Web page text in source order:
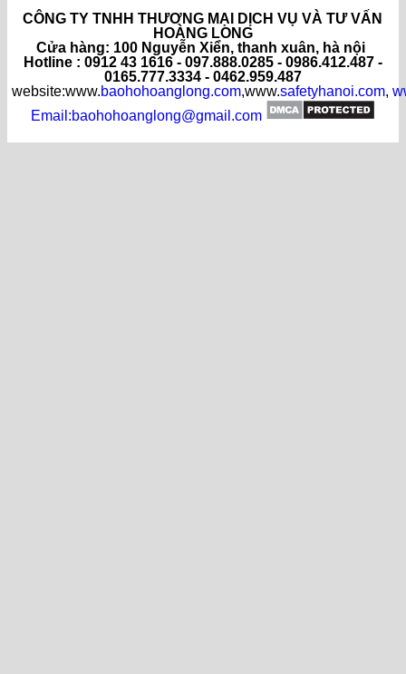
CÔNG TY TNHH THƯƠNG MẠI DỊCH VỤ VÀ TƯ VẤN
HOÀNG LONG
Cửa hàng: 100 Nguyễn Xiển, thanh xuân, hà nội
Hotline : 0912 43 1616 - 097.888.0285 - 0986.412.487 -
0165.777.3334 - 0462.959.487
website:www.baohohoanglong.com,www.safetyhanoi.com,
Email:baohohoanglong@gmail.com